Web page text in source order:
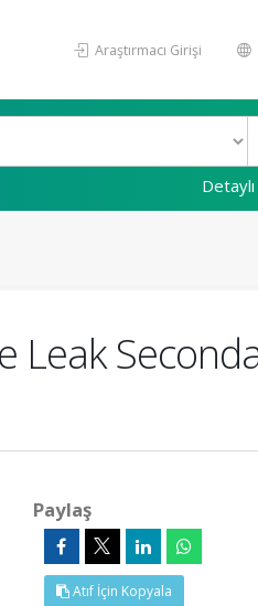
Araştırmacı Girişi
Leak
Paylaş
Atıf İçin Kopyala